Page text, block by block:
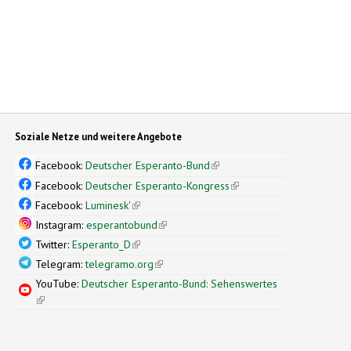
Soziale Netze und weitere Angebote
Facebook:Deutscher Esperanto-Bund(link is external)
Facebook:Deutscher Esperanto-Kongress(link is external)
Facebook:Luminesk'(link is external)
Instagram:esperantobund(link is external)
Twitter:Esperanto_D(link is external)
Telegram:telegramo.org(link is external)
YouTube:Deutscher Esperanto-Bund: Sehenswertes
(link is external)